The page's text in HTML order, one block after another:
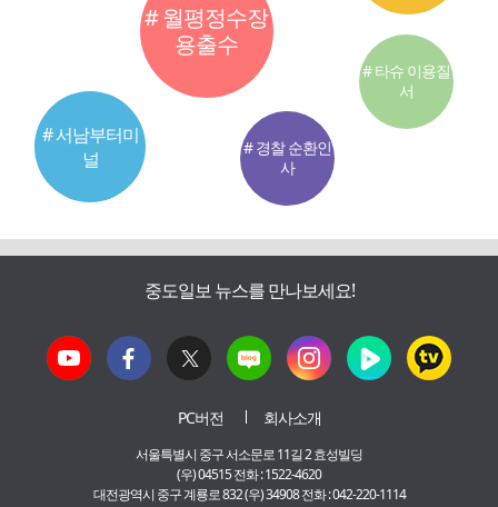
# 월평정수장
용출수
# 서남부터미
널
# 경찰 순환인
사
# 타슈 이용질
서
중도일보 뉴스를 만나보세요!
PC버전 회사소개
서울특별시 중구 서소문로 11길 2 효성빌딩
(우) 04515 전화 : 1522-4620
대전광역시 중구 계룡로 832 (우) 34908 전화 : 042-220-1114